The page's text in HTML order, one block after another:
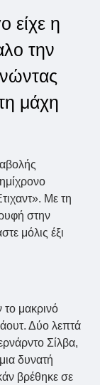
είχε η
την
μάχη
Με τη
στην
μόλις έξι
μακρινό
Δύο λεπτά
Σίλβα,
δυνατή
βρέθηκε σε